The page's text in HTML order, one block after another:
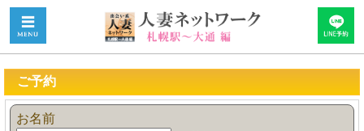
ご予約
お名前